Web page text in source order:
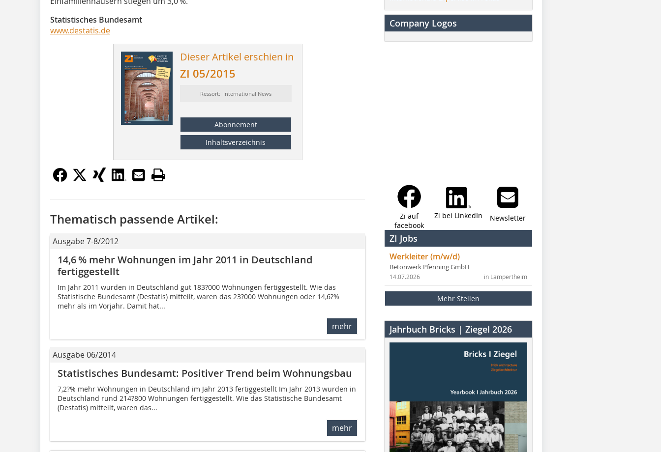
Statistisches Bundesamt
www.destatis.de
Dieser Artikel erschien in
ZI 05/2015
Ressort: International News
Abonnement
Inhaltsverzeichnis
Thematisch passende Artikel:
Ausgabe 7-8/2012
14,6 % mehr Wohnungen im Jahr 2011 in Deutschland
fertiggestellt
Im Jahr 2011 wurden in Deutschland gut 183?000 Wohnungen fertiggestellt. Wie das
Statistische Bundesamt (Destatis) mitteilt, waren das 23?000 Wohnungen oder 14,6?%
mehr als im Vorjahr. Damit hat...
mehr
Ausgabe 06/2014
Statistisches Bundesamt: Positiver Trend beim Wohnungsbau
7,2?% mehr Wohnungen in Deutschland im Jahr 2013 fertiggestellt Im Jahr 2013 wurden in
Deutschland rund 214?800 Wohnungen fertiggestellt. Wie das Statistische Bundesamt
(Destatis) mitteilt, waren das...
mehr
Company Logos
Zi auf
facebook
Zi bei LinkedIn Newsletter
ZI Jobs
Werkleiter (m/w/d)
Betonwerk Pfenning GmbH
in Lampertheim
14.07.2026
Mehr Stellen
Jahrbuch Bricks | Ziegel 2026